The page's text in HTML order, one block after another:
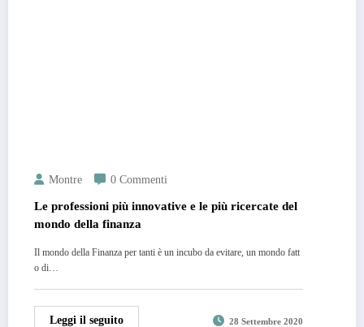
Montre 0 Commenti
Le professioni più innovative e le più ricercate del
mondo della finanza
Il mondo della Finanza per tanti è un incubo da evitare, un mondo fatt
o di…
Leggi il seguito 28 Settembre 2020